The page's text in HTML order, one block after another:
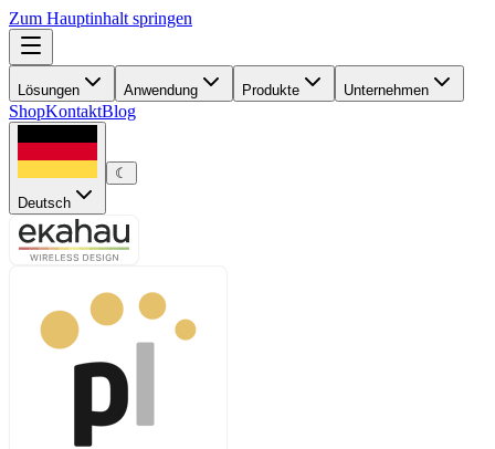
Zum Hauptinhalt springen
Lösungen Anwendung Produkte Unternehmen
ShopKontaktBlog
Deutsch
☾